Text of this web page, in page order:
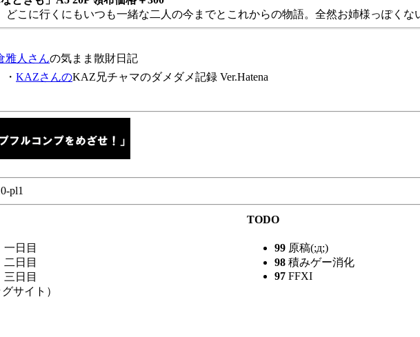
どこに行くにもいつも一緒な二人の今までとこれからの物語。全然お姉様っぽくな
雅人さんの気まま散財日記
KAZさんのKAZ兄チャマのダメダメ記録 Ver.Hatena
pl1
TODO
日目
日目
日目
サイト）
99 原稿(;д;)
98 積みゲー消化
97 FFXI